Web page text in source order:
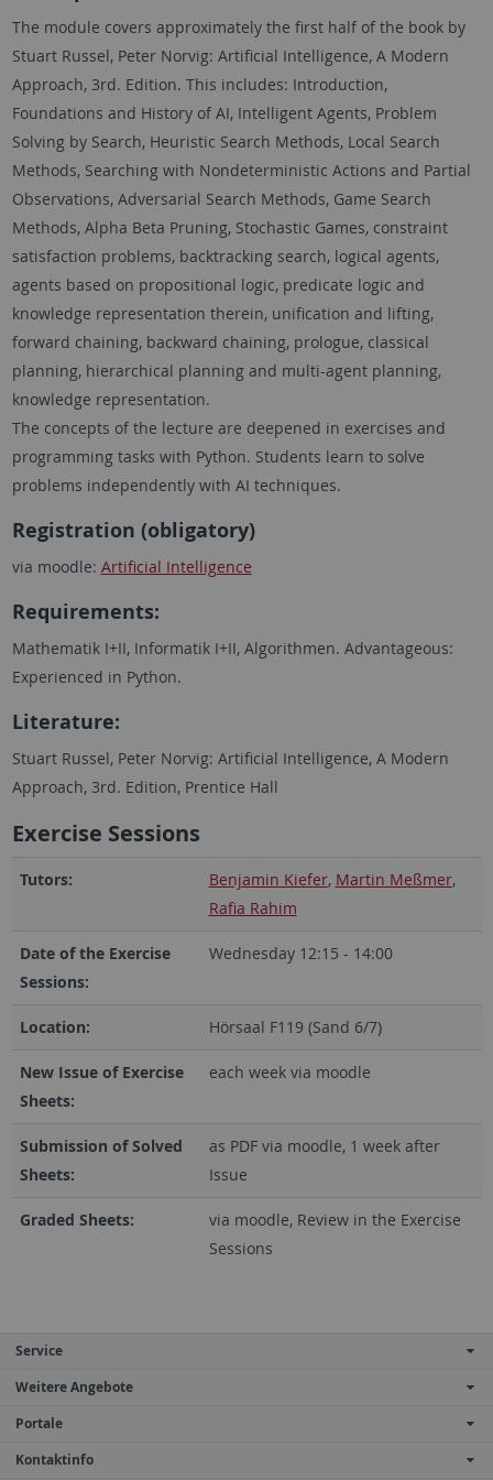
The module covers approximately the first half of the book by
Stuart Russel, Peter Norvig: Artificial Intelligence, A Modern
Approach, 3rd. Edition. This includes: Introduction,
Foundations and History of AI, Intelligent Agents, Problem
Solving by Search, Heuristic Search Methods, Local Search
Methods, Searching with Nondeterministic Actions and Partial
Observations, Adversarial Search Methods, Game Search
Methods, Alpha Beta Pruning, Stochastic Games, constraint
satisfaction problems, backtracking search, logical agents,
agents based on propositional logic, predicate logic and
knowledge representation therein, unification and lifting,
forward chaining, backward chaining, prologue, classical
planning, hierarchical planning and multi-agent planning,
knowledge representation.
The concepts of the lecture are deepened in exercises and
programming tasks with Python. Students learn to solve
problems independently with AI techniques.
Registration (obligatory)
via moodle: Artificial Intelligence
Requirements:
Mathematik I+II, Informatik I+II, Algorithmen. Advantageous:
Experienced in Python.
Literature:
Stuart Russel, Peter Norvig: Artificial Intelligence, A Modern
Approach, 3rd. Edition, Prentice Hall
Exercise Sessions
Tutors: Benjamin Kiefer, Martin Meßmer,
Rafia Rahim
Date of the Exercise
Sessions:
Wednesday 12:15 - 14:00
Location: Hörsaal F119 (Sand 6/7)
New Issue of Exercise
Sheets:
each week via moodle
Submission of Solved
Sheets:
as PDF via moodle, 1 week after
Issue
Graded Sheets:
via moodle, Review in the Exercise
Sessions
Service
Weitere Angebote
Portale
Kontaktinfo